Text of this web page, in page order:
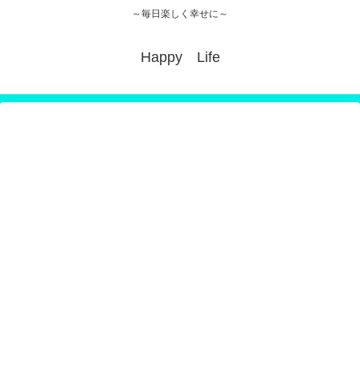
～毎日楽しく幸せに～
Happy Life